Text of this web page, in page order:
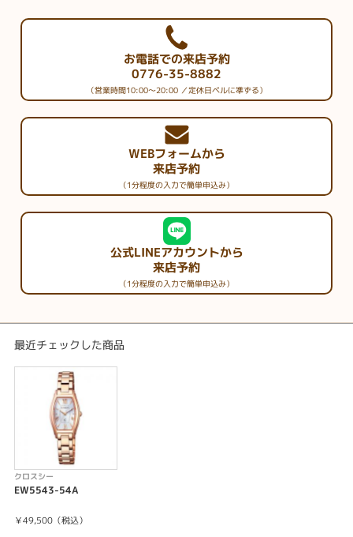
お電話での来店予約
0776-35-8882
（営業時間10:00～20:00 ／定休日ベルに準ずる）
WEBフォームから
来店予約
（1分程度の入力で簡単申込み）
公式LINEアカウントから
来店予約
（1分程度の入力で簡単申込み）
最近チェックした商品
クロスシー
EW5543-54A
￥49,500（税込）